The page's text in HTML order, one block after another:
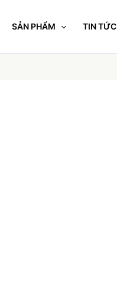
SẢN PHẨM TIN TỨC